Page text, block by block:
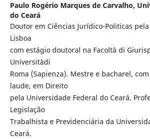
Paulo Rogério Marques de Carvalho,
do Ceará
Doutor em Ciências Jurídico-Politicas
Lisboa
com estágio doutoral na Facoltà di
Universitàdi
Roma (Sapienza). Mestre e bacharel,
laude, em Direito
pela Universidade Federal do Ceará.
Legislação
Trabalhista e Previdenciária da
Ceará.